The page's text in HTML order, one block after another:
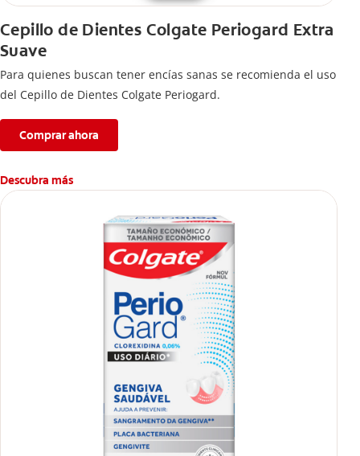
Cepillo de Dientes Colgate Periogard Extra
Suave
Para quienes buscan tener encías sanas se recomienda el uso
del Cepillo de Dientes Colgate Periogard.
Comprar ahora
Descubra más